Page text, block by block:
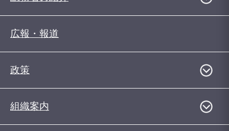
広報・報道
政策
組織案内